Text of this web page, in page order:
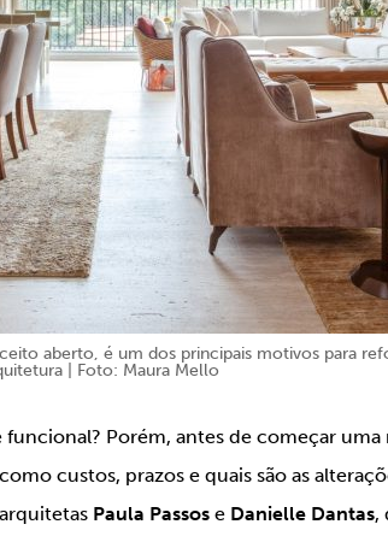
aberto, é um dos principais motivos para
| Foto: Maura Mello
funcional? Porém, antes de começar
custos, prazos e quais são as
Paula Passos e Danielle Dantas,